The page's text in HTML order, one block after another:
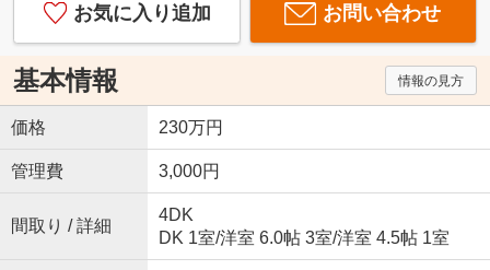
お気に入り追加 お問い合わせ
基本情報 情報の見方
価格 230万円
管理費 3,000円
間取り / 詳細
4DK
DK 1室/洋室 6.0帖 3室/洋室 4.5帖 1室